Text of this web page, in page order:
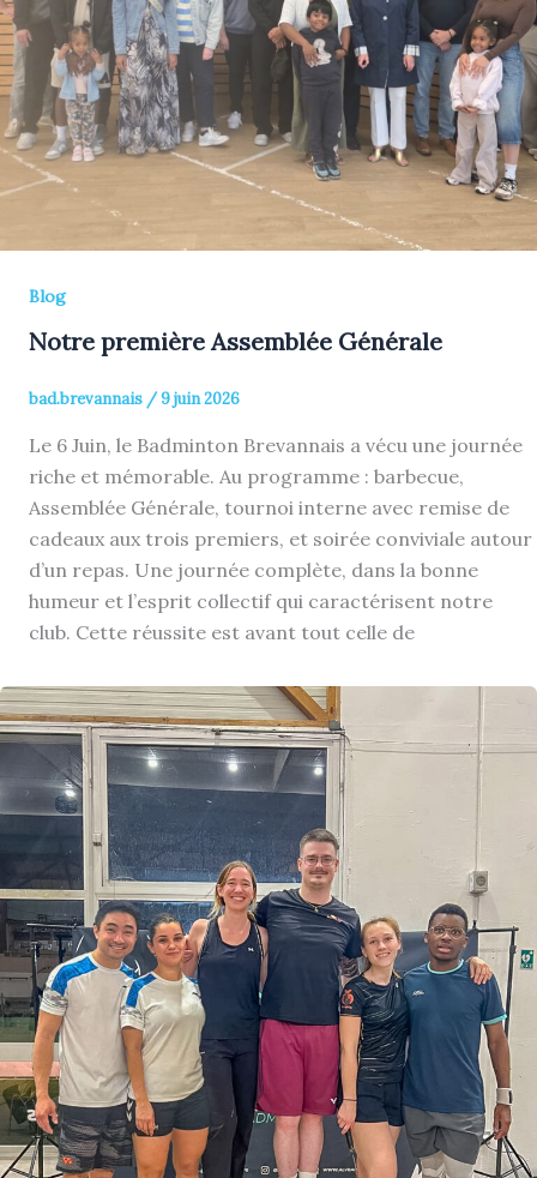
Blog
Notre première Assemblée Générale
bad.brevannais /9 juin 2026
Le 6 Juin, le Badminton Brevannais a vécu une journée
riche et mémorable. Au programme : barbecue,
Assemblée Générale, tournoi interne avec remise de
cadeaux aux trois premiers, et soirée conviviale autour
d’un repas. Une journée complète, dans la bonne
humeur et l’esprit collectif qui caractérisent notre
club. Cette réussite est avant tout celle de